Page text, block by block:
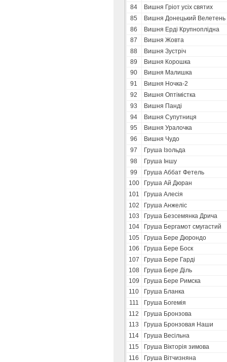
84
Вишня Гріот усіх святих
85
Вишня Донецький Велетень
86
Вишня Ерді Крупноплідна
87
Вишня Жовта
88
Вишня Зустріч
89
Вишня Корошка
90
Вишня Малишка
91
Вишня Ночка-2
92
Вишня Оптімістка
93
Вишня Панді
94
Вишня Супутниця
95
Вишня Уралочка
96
Вишня Чудо
97
Груша Ізольда
98
Груша Іншу
99
Груша Аббат Фетель
100
Груша Ай Дюран
101
Груша Алесія
102
Груша Анжеліс
103
Груша Безсемянка Дрича
104
Груша Бергамот смугастий
105
Груша Бере Дюрондо
106
Груша Бере Боск
107
Груша Бере Гарді
108
Груша Бере Діль
109
Груша Бере Римска
110
Груша Бланка
111
Груша Богемія
112
Груша Бронзова
113
Груша Бронзовая Наши
114
Груша Весільна
115
Груша Вікторія зимова
116
Груша Вітчизняна